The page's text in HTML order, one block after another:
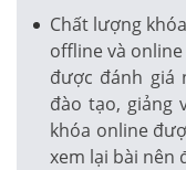
Chất lượng
offline và
được đánh giá
đào tạo, giảng
khóa online
xem lại bài nên